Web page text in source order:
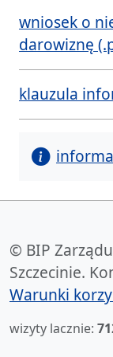
wniosek o
darowiznę
klauzula
© BIP
Szczecinie.
Warunki
wizyty lacznie: